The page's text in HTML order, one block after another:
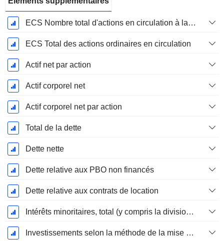
ECS Nombre total d'actions en circulation à la date de dépôt
ECS Total des actions ordinaires en circulation
Actif net par action
Actif corporel net
Actif corporel net par action
Total de la dette
Dette nette
Dette relative aux PBO non financés
Dette relative aux contrats de location
Intérêts minoritaires, total (y compris la division financière)
Investissements selon la méthode de la mise en équivalence, total